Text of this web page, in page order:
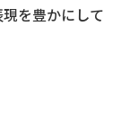
を豊かにして